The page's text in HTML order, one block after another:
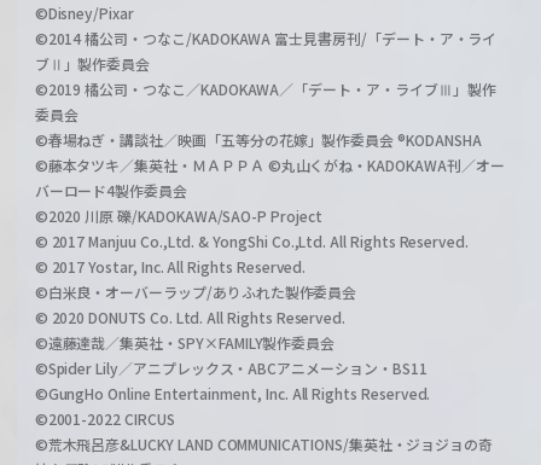
©Disney/Pixar
©2014 橘公司・つなこ/KADOKAWA 富士見書房刊/「デート・ア・ライ
ブⅡ」製作委員会
©2019 橘公司・つなこ／KADOKAWA／「デート・ア・ライブⅢ」製作
委員会
©春場ねぎ・講談社／映画「五等分の花嫁」製作委員会 ®KODANSHA
©藤本タツキ／集英社・ＭＡＰＰＡ ©丸山くがね・KADOKAWA刊／オー
バーロード4製作委員会
©2020 川原 礫/KADOKAWA/SAO-P Project
© 2017 Manjuu Co.,Ltd. & YongShi Co.,Ltd. All Rights Reserved.
© 2017 Yostar, Inc. All Rights Reserved.
©白米良・オーバーラップ/ありふれた製作委員会
© 2020 DONUTS Co. Ltd. All Rights Reserved.
©遠藤達哉／集英社・SPY×FAMILY製作委員会
©Spider Lily／アニプレックス・ABCアニメーション・BS11
©GungHo Online Entertainment, Inc. All Rights Reserved.
©2001-2022 CIRCUS
©荒木飛呂彦&LUCKY LAND COMMUNICATIONS/集英社・ジョジョの奇